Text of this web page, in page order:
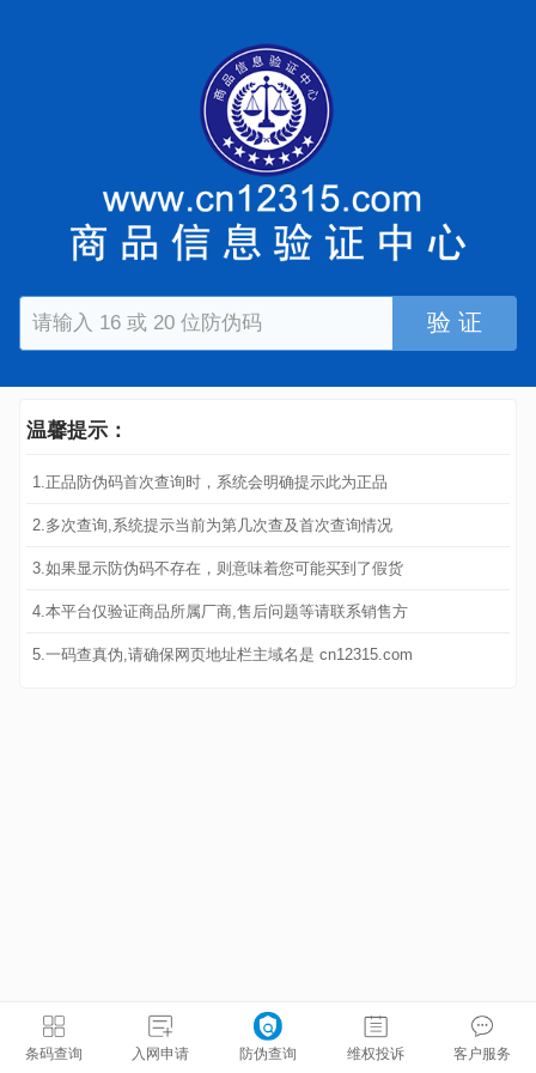
验 证
温馨提示：
1.正品防伪码首次查询时，系统会明确提示此为正品
2.多次查询,系统提示当前为第几次查及首次查询情况
3.如果显示防伪码不存在，则意味着您可能买到了假货
4.本平台仅验证商品所属厂商,售后问题等请联系销售方
5.一码查真伪,请确保网页地址栏主域名是 cn12315.com
条码查询 入网申请 防伪查询 维权投诉 客户服务